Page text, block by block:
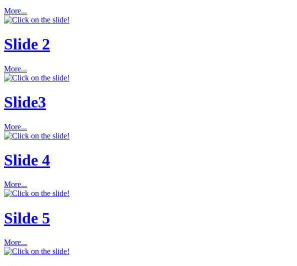
More...
Slide 2
More...
Slide3
More...
Slide 4
More...
Silde 5
More...